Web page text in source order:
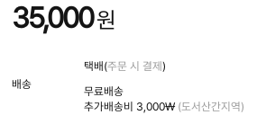
35,000원
배송
택배(주문 시 결제)
무료배송
추가배송비 3,000₩ (도서산간지역)